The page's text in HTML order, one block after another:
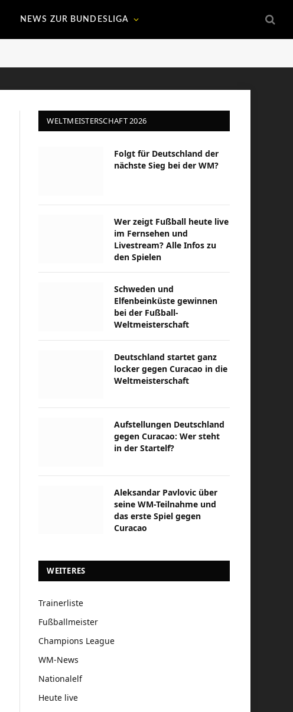
NEWS ZUR BUNDESLIGA
WELTMEISTERSCHAFT 2026
Folgt für Deutschland der
nächste Sieg bei der WM?
Wer zeigt Fußball heute live
im Fernsehen und
Livestream? Alle Infos zu
den Spielen
Schweden und
Elfenbeinküste gewinnen
bei der Fußball-
Weltmeisterschaft
Deutschland startet ganz
locker gegen Curacao in die
Weltmeisterschaft
Aufstellungen Deutschland
gegen Curacao: Wer steht
in der Startelf?
Aleksandar Pavlovic über
seine WM-Teilnahme und
das erste Spiel gegen
Curacao
WEITERES
Trainerliste
Fußballmeister
Champions League
WM-News
Nationalelf
Heute live